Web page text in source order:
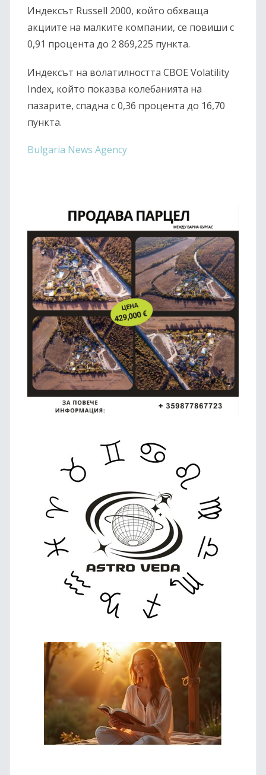
Индексът Russell 2000, който обхваща
акциите на малките компании, се повиши с
0,91 процента до 2 869,225 пункта.
Индексът на волатилността CBOE Volatility
Index, който показва колебанията на
пазарите, спадна с 0,36 процента до 16,70
пункта.
Bulgaria News Agency